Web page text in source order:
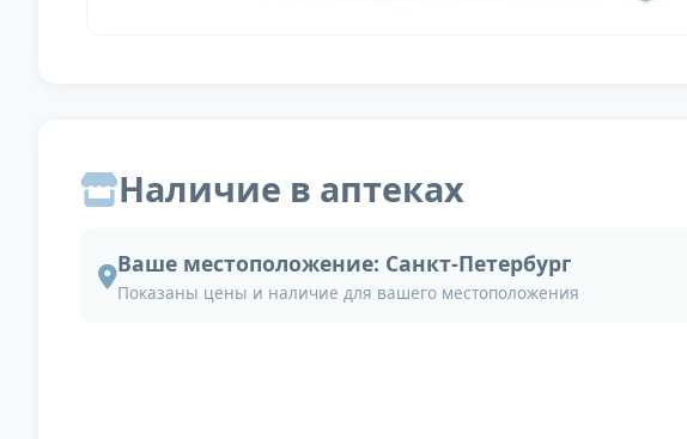
Наличие в аптеках
Ваше местоположение: Санкт-Петербург
Показаны цены и наличие для вашего местоположения